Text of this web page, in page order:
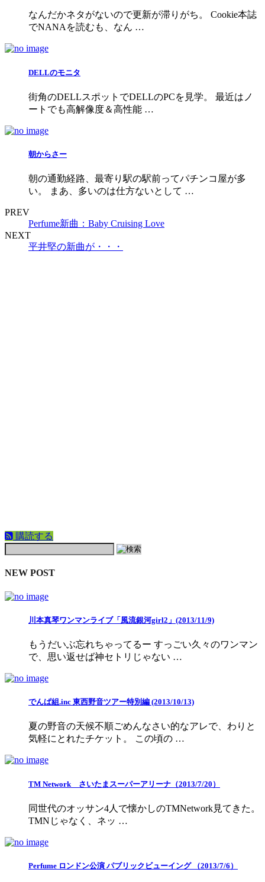
なんだかネタがないので更新が滞りがち。 Cookie本誌
でNANAを読むも、なん …
DELLのモニタ
街角のDELLスポットでDELLのPCを見学。 最近はノ
ートでも高解像度＆高性能 …
朝からさー
朝の通勤経路、最寄り駅の駅前ってパチンコ屋が多
い。 まあ、多いのは仕方ないとして …
PREV
Perfume新曲：Baby Cruising Love
NEXT
平井堅の新曲が・・・
購読する
NEW POST
川本真琴ワンマンライブ「風流銀河girl2」(2013/11/9)
もうだいぶ忘れちゃってるー すっごい久々のワンマン
で、思い返せば神セトリじゃない …
でんぱ組.inc 東西野音ツアー特別編 (2013/10/13)
夏の野音の天候不順ごめんなさい的なアレで、わりと
気軽にとれたチケット。 この頃の …
TM Network さいたまスーパーアリーナ（2013/7/20）
同世代のオッサン4人で懐かしのTMNetwork見てきた。
TMNじゃなく、ネッ …
Perfume ロンドン公演 パブリックビューイング （2013/7/6）